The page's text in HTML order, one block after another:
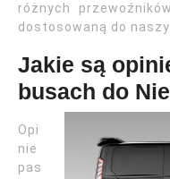
różnych
dostosowaną do
Jakie są
busach do
Opi
nie
pas